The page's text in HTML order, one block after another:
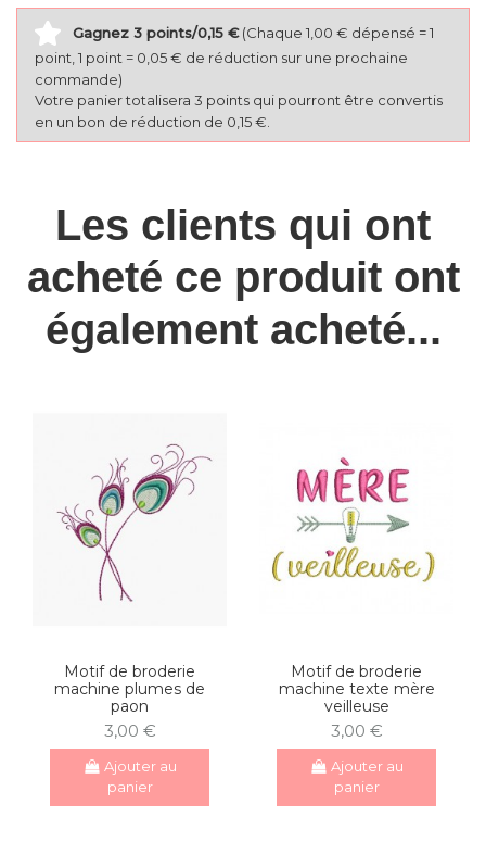
Gagnez 3 points/0,15 € (Chaque 1,00 € dépensé = 1
point, 1 point = 0,05 € de réduction sur une prochaine
commande)
Votre panier totalisera 3 points qui pourront être convertis
en un bon de réduction de 0,15 €.
Les clients qui ont
acheté ce produit ont
également acheté...
Motif de broderie
machine plumes de
paon
3,00 €
Ajouter au
panier
Motif de broderie
machine texte mère
veilleuse
3,00 €
Ajouter au
panier